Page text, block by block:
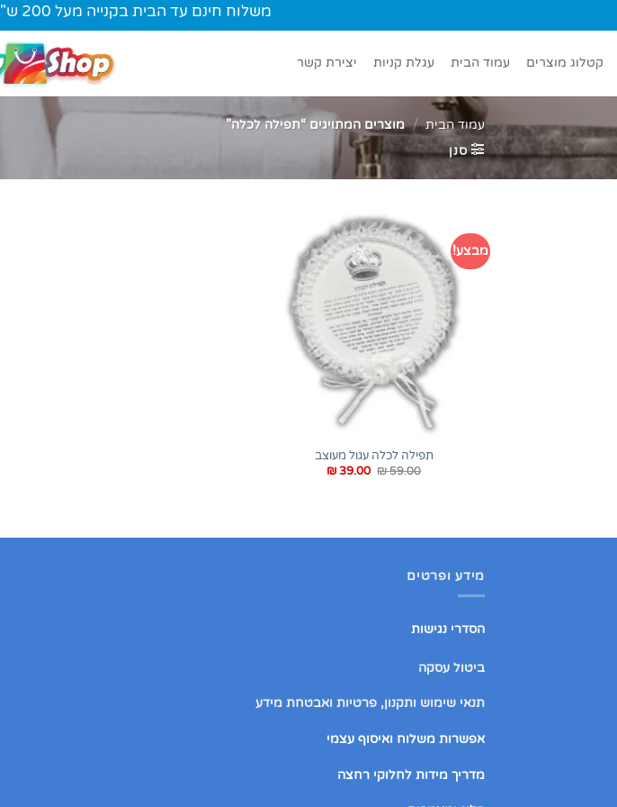
to
משלוח חינם עד הבית בקנייה מעל 200 ש"ח ואספקה עד 7 ימי עסקים*
קטלוג מוצרים עמוד הבית עגלת קניות יצירת קשר
עמוד הבית / מוצרים המתויגים “תפילה לכלה”
סנן
מבצע!
תפילה לכלה עגול מעוצב
₪59.00 המחיר₪39.00 המחיר
מידע ופרטים
הסדרי נגישות
ביטול עסקה
תנאי שימוש ותקנון, פרטיות ואבטחת מידע
אפשרות משלוח ואיסוף עצמי
מדריך מידות לחלוקי רחצה